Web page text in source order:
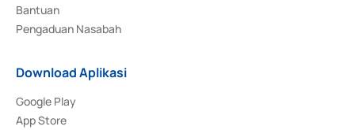
Bantuan
Pengaduan Nasabah
Download Aplikasi
Google Play
App Store